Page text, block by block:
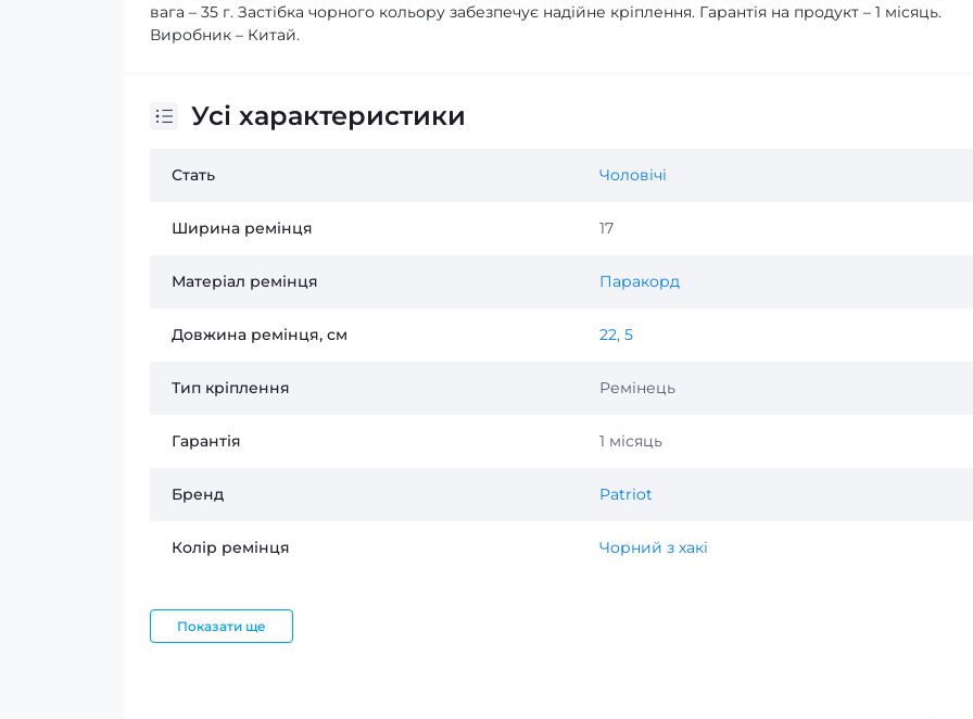
вага – 35 г. Застібка чорного кольору забезпечує надійне кріплення. Гарантія на продукт – 1 місяць.
Виробник – Китай.
Усі характеристики
Стать Чоловічі
Ширина ремінця 17
Матеріал ремінця Паракорд
Довжина ремінця, см 22, 5
Тип кріплення Ремінець
Гарантія 1 місяць
Бренд Patriot
Колір ремінця Чорний з хакі
Показати ще